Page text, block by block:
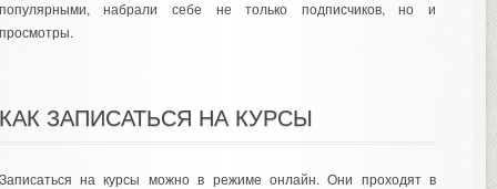
набрали себе не только подписчиков, но и
ЗАПИСАТЬСЯ НА КУРСЫ
на курсы можно в режиме онлайн. Они проходят в